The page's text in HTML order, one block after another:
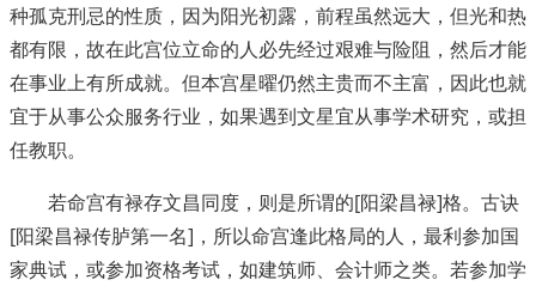
种孤克刑忌的性质，因为阳光初露，前程虽然远大，但光和热
都有限，故在此宫位立命的人必先经过艰难与险阻，然后才能
在事业上有所成就。但本宫星曜仍然主贵而不主富，因此也就
宜于从事公众服务行业，如果遇到文星宜从事学术研究，或担
任教职。
若命宫有禄存文昌同度，则是所谓的[阳梁昌禄]格。古诀
[阳梁昌禄传胪第一名]，所以命宫逢此格局的人，最利参加国
家典试，或参加资格考试，如建筑师、会计师之类。若参加学